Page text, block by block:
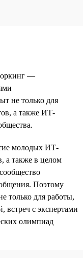
—
не только для
а также ИТ-
молодых ИТ-
а также в целом
Поэтому
только для работы,
встреч с экспертами
олимпиад